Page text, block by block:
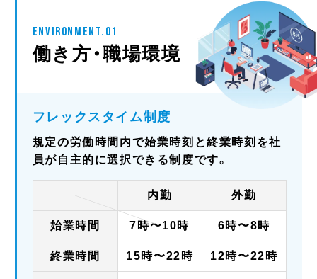
ENVIRONMENT.01
働き方・職場環境
フレックスタイム制度
規定の労働時間内で始業時刻と終業時刻を社
員が自主的に選択できる制度です。
内勤 外勤
始業時間 7時〜10時 6時〜8時
終業時間 15時〜22時 12時〜22時